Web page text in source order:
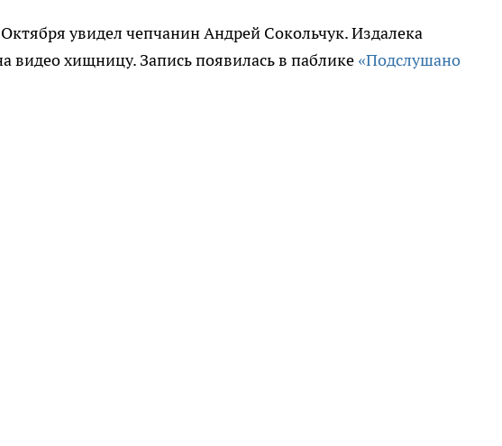
увидел чепчанин Андрей Сокольчук. Издалека
видео хищницу. Запись появилась в паблике «Подслушано